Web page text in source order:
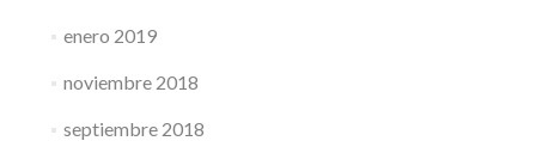
enero 2019
noviembre 2018
septiembre 2018